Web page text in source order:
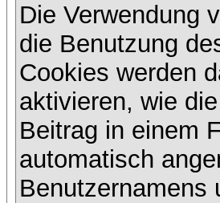
Die Verwendung
die Benutzung
Cookies werden
aktivieren, wie
Beitrag in einem
automatisch
Benutzernamens